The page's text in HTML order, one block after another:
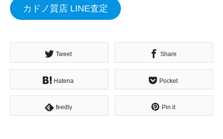
カドノ質店 LINE査定
Tweet Share
Hatena Pocket
feedly Pin it